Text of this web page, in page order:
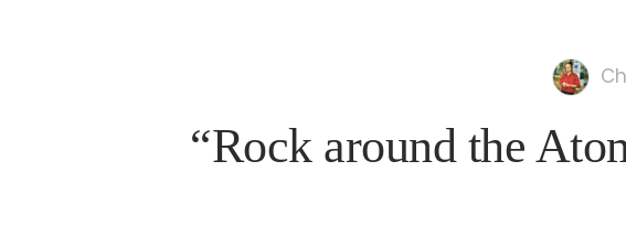
“Rock around the